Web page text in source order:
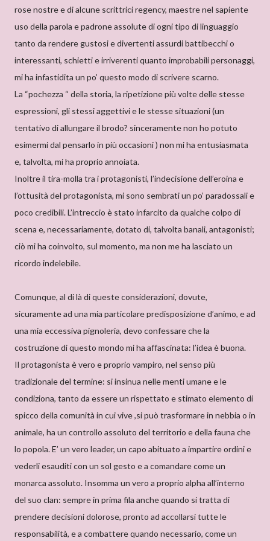
rose nostre e di alcune scrittrici regency, maestre nel sapiente
uso della parola e padrone assolute di ogni tipo di linguaggio
tanto da rendere gustosi e divertenti assurdi battibecchi o
interessanti, schietti e irriverenti quanto improbabili personaggi,
mi ha infastidita un po’ questo modo di scrivere scarno.
La “pochezza “ della storia, la ripetizione più volte delle stesse
espressioni, gli stessi aggettivi e le stesse situazioni (un
tentativo di allungare il brodo? sinceramente non ho potuto
esimermi dal pensarlo in più occasioni ) non mi ha entusiasmata
e, talvolta, mi ha proprio annoiata.
Inoltre il tira-molla tra i protagonisti, l’indecisione dell’eroina e
l’ottusità del protagonista, mi sono sembrati un po’ paradossali e
poco credibili. L’intreccio è stato infarcito da qualche colpo di
scena e, necessariamente, dotato di, talvolta banali, antagonisti;
ciò mi ha coinvolto, sul momento, ma non me ha lasciato un
ricordo indelebile.
Comunque, al di là di queste considerazioni, dovute,
sicuramente ad una mia particolare predisposizione d’animo, e ad
una mia eccessiva pignoleria, devo confessare che la
costruzione di questo mondo mi ha affascinata: l’idea è buona.
Il protagonista è vero e proprio vampiro, nel senso più
tradizionale del termine: si insinua nelle menti umane e le
condiziona, tanto da essere un rispettato e stimato elemento di
spicco della comunità in cui vive ,si può trasformare in nebbia o in
animale, ha un controllo assoluto del territorio e della fauna che
lo popola. E’ un vero leader, un capo abituato a impartire ordini e
vederli esauditi con un sol gesto e a comandare come un
monarca assoluto. Insomma un vero a proprio alpha all’interno
del suo clan: sempre in prima fila anche quando si tratta di
prendere decisioni dolorose, pronto ad accollarsi tutte le
responsabilità, e a combattere quando necessario, come un